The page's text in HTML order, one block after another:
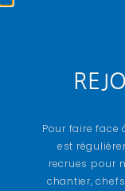
Pour faire face
est
recrues pour
chantier,